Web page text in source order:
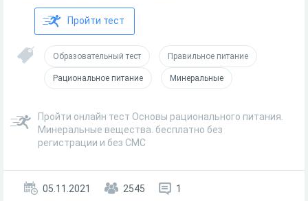
Пройти тест
Образовательный тест Правильное питание
Рациональное питание Минеральные
Пройти онлайн тест Основы рационального питания.
Минеральные вещества. бесплатно без
регистрации и без СМС
05.11.2021 2545 1